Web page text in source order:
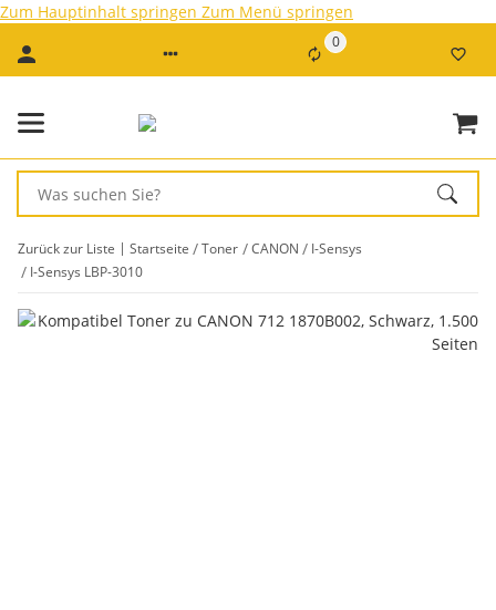
Zum Hauptinhalt springen Zum Menü springen
0
Zurück zur Liste Startseite Toner CANON
I-Sensys
I-Sensys LBP-3010